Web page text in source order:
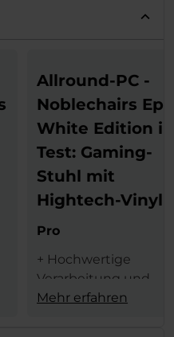
Allround-PC -
Noblechairs
White Edition
Test: Gaming-
Stuhl mit
Hightech-Vinyl
Pro
+ Hochwertige
Verarbeitung und
Materialauswahl
Mehr erfahren